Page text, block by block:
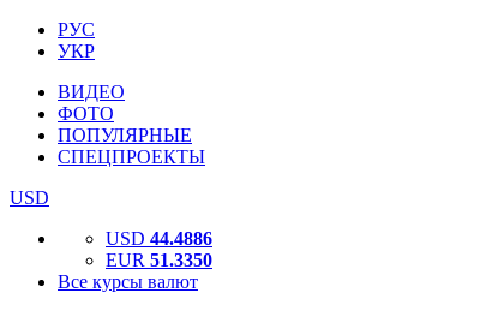
РУС
УКР
ВИДЕО
ФОТО
ПОПУЛЯРНЫЕ
СПЕЦПРОЕКТЫ
USD
USD 44.4886
EUR 51.3350
Все курсы валют